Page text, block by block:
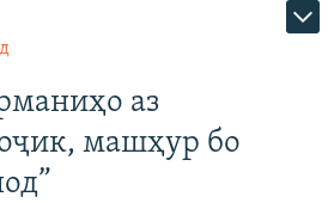
аз
машҳур бо